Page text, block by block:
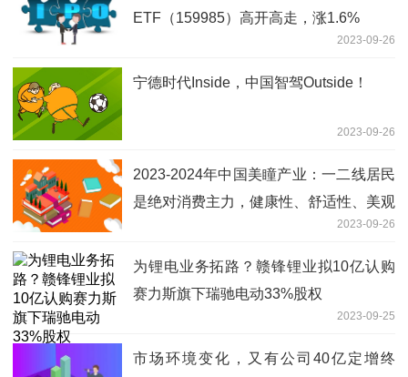
ETF（159985）高开高走，涨1.6%
2023-09-26
宁德时代Inside，中国智驾Outside！
2023-09-26
2023-2024年中国美瞳产业：一二线居民
是绝对消费主力，健康性、舒适性、美观
2023-09-26
为锂电业务拓路？赣锋锂业拟10亿认购
赛力斯旗下瑞驰电动33%股权
2023-09-25
市场环境变化，又有公司40亿定增终